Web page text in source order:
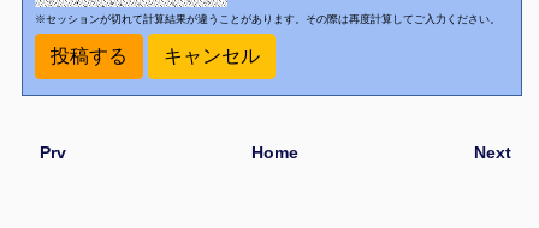
※セッションが切れて計算結果が違うことがあります。その際は再度計算してご入力ください。
Prv Next
Home